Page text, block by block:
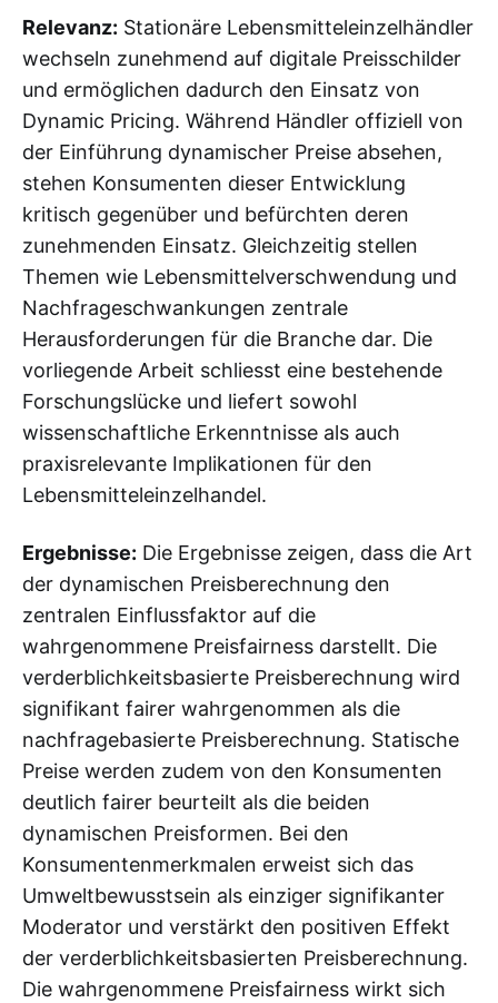
Relevanz: Stationäre Lebensmitteleinzelhändler
wechseln zunehmend auf digitale Preisschilder
und ermöglichen dadurch den Einsatz von
Dynamic Pricing. Während Händler offiziell von
der Einführung dynamischer Preise absehen,
stehen Konsumenten dieser Entwicklung
kritisch gegenüber und befürchten deren
zunehmenden Einsatz. Gleichzeitig stellen
Themen wie Lebensmittelverschwendung und
Nachfrageschwankungen zentrale
Herausforderungen für die Branche dar. Die
vorliegende Arbeit schliesst eine bestehende
Forschungslücke und liefert sowohl
wissenschaftliche Erkenntnisse als auch
praxisrelevante Implikationen für den
Lebensmitteleinzelhandel.
Ergebnisse: Die Ergebnisse zeigen, dass die Art
der dynamischen Preisberechnung den
zentralen Einflussfaktor auf die
wahrgenommene Preisfairness darstellt. Die
verderblichkeitsbasierte Preisberechnung wird
signifikant fairer wahrgenommen als die
nachfragebasierte Preisberechnung. Statische
Preise werden zudem von den Konsumenten
deutlich fairer beurteilt als die beiden
dynamischen Preisformen. Bei den
Konsumentenmerkmalen erweist sich das
Umweltbewusstsein als einziger signifikanter
Moderator und verstärkt den positiven Effekt
der verderblichkeitsbasierten Preisberechnung.
Die wahrgenommene Preisfairness wirkt sich